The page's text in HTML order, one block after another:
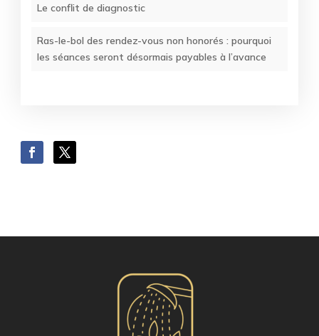
Le conflit de diagnostic
Ras-le-bol des rendez-vous non honorés : pourquoi
les séances seront désormais payables à l’avance